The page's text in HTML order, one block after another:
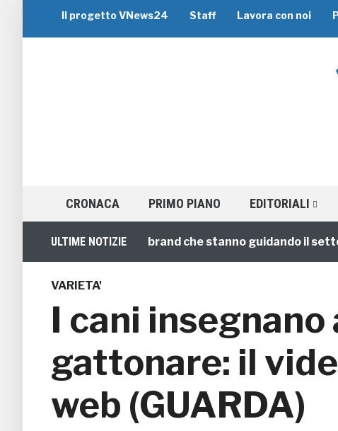
Il progetto VNews24 Staff Lavora con noi
CRONACA PRIMO PIANO EDITORIALI
ULTIME NOTIZIE
Gruppo: i 5 migliori brand che stanno guidando il settore
VARIETA'
I cani insegnano
gattonare: il
web (GUARDA)